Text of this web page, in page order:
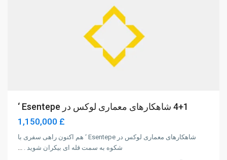
4+1 شاهکارهای معماری لوکس در Esentepe ‘
£ 1,150,000
شاهکارهای معماری لوکس در Esentepe ‘ هم اکنون راهی سفری با
شکوه به سمت قله ای بیکران شوید . ...